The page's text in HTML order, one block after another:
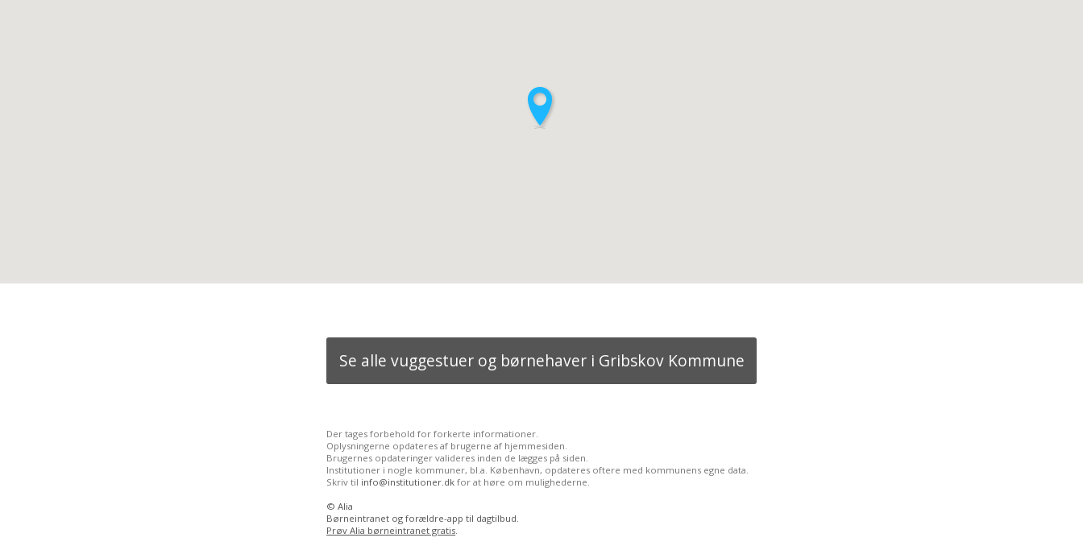
Se alle vuggestuer og børnehaver i Gribskov Kommune
Der tages forbehold for forkerte informationer.
Oplysningerne opdateres af brugerne af hjemmesiden.
Brugernes opdateringer valideres inden de lægges på siden.
Institutioner i nogle kommuner, bl.a. København, opdateres oftere med kommunens egne data.
Skriv til info@institutioner.dk for at høre om mulighederne.
©Alia
Børneintranet og forældre-app til dagtilbud.
Prøv Alia børneintranet gratis